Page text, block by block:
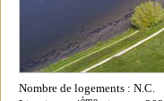
Nombre de logements : N.C.